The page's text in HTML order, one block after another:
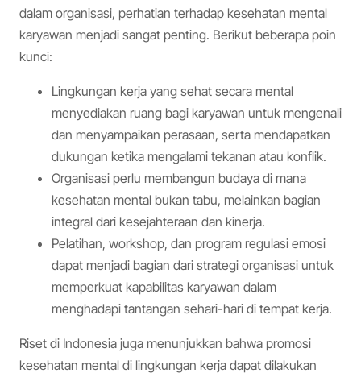
dalam organisasi, perhatian terhadap kesehatan mental
karyawan menjadi sangat penting. Berikut beberapa poin
kunci:
Lingkungan kerja yang sehat secara mental
menyediakan ruang bagi karyawan untuk mengenali
dan menyampaikan perasaan, serta mendapatkan
dukungan ketika mengalami tekanan atau konflik.
Organisasi perlu membangun budaya di mana
kesehatan mental bukan tabu, melainkan bagian
integral dari kesejahteraan dan kinerja.
Pelatihan, workshop, dan program regulasi emosi
dapat menjadi bagian dari strategi organisasi untuk
memperkuat kapabilitas karyawan dalam
menghadapi tantangan sehari-hari di tempat kerja.
Riset di Indonesia juga menunjukkan bahwa promosi
kesehatan mental di lingkungan kerja dapat dilakukan